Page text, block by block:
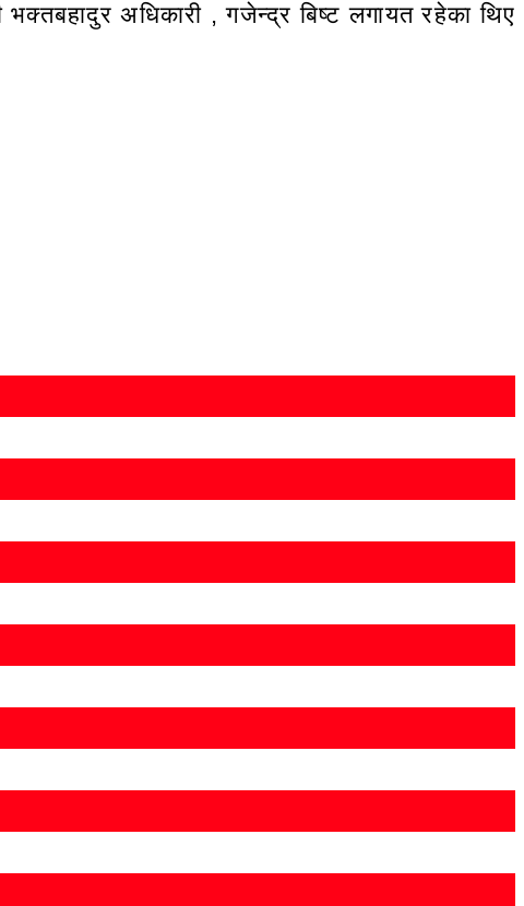
अधिकारी , गजेन्द्र बिष्ट लगायत रहेका थिए